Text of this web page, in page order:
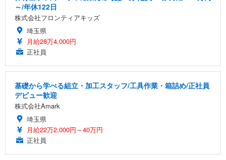
～/年休122日
株式会社フロンティアキッズ
埼玉県
月給28万4,000円
正社員
基礎から学べる組立・加工スタッフ/工具作業・箱詰め/正社員
デビュー歓迎
株式会社Amark
埼玉県
月給22万2,000円～40万円
正社員